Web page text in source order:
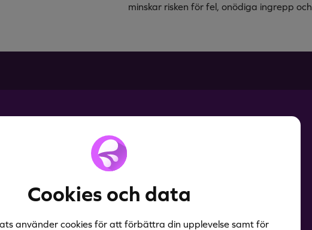
minskar risken för fel, onödiga ingrepp
sedan
Cookies och data
använder cookies för att förbättra din upplevelse samt för